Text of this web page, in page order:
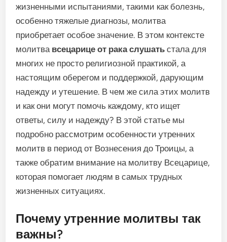
жизненными испытаниями, такими как болезнь,
особенно тяжелые диагнозы, молитва
приобретает особое значение. В этом контексте
молитва всецарице от рака слушать стала для
многих не просто религиозной практикой, а
настоящим оберегом и поддержкой, дарующим
надежду и утешение. В чем же сила этих молитв
и как они могут помочь каждому, кто ищет
ответы, силу и надежду? В этой статье мы
подробно рассмотрим особенности утренних
молитв в период от Вознесения до Троицы, а
также обратим внимание на молитву Всецарице,
которая помогает людям в самых трудных
жизненных ситуациях.
Почему утренние молитвы так
важны?